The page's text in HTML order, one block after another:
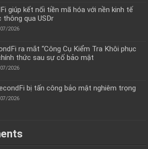
giúp kết nối tiền mã hóa với nền kinh tế
thông qua USDr
2026
ra mắt “Công Cụ Kiểm Tra Khôi phục
thức sau sự cố bảo mật
2026
bị tấn công bảo mật nghiêm trọng
2026